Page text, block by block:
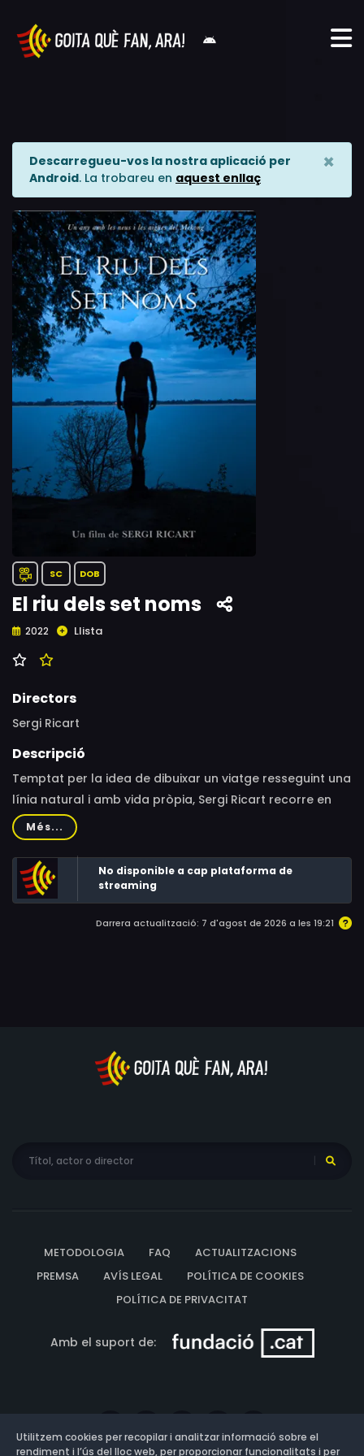
Descarregueu-vos la nostra aplicació per
Android. La trobareu en aquest enllaç
×
SC DOB
El riu dels set noms
2022 Llista
Directors
Sergi Ricart
Descripció
Temptat per la idea de dibuixar un viatge resseguint una
línia natural i amb vida pròpia, Sergi Ricart recorre en
solitari els gairebé 5.000 kilòmetres del riu Mekong, des
de les glaceres del Tibet fins el gran delta, al Vietnam.
Explorant, sense pressa ni calendaris, escalant cims
verges o pedalant a través de la metamorfosi de la
natura i la humanitat del territori.
Més...
No disponible a cap plataforma de
streaming
Darrera actualització: 7 d'agost de 2026 a les 19:21
METODOLOGIA FAQ
ACTUALITZACIONS
PREMSA
AVÍS LEGAL
POLÍTICA DE COOKIES
POLÍTICA DE PRIVACITAT
Amb el suport de:
Utilitzem cookies per recopilar i analitzar informació sobre el
rendiment i l’ús del lloc web, per proporcionar funcionalitats i per